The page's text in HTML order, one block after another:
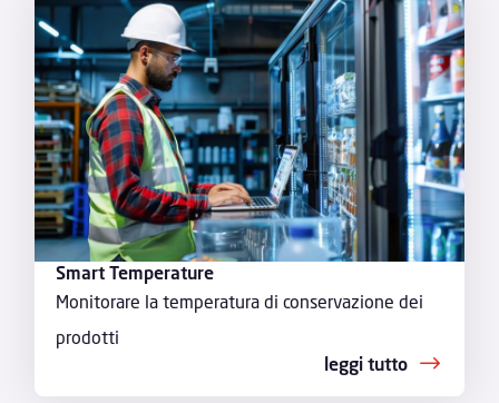
Smart Temperature
Monitorare la temperatura di conservazione dei
prodotti
leggi tutto